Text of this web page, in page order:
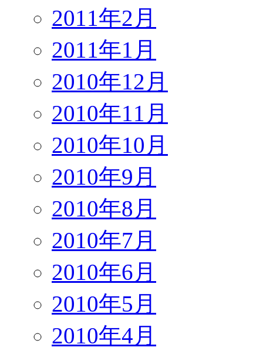
2011年2月
2011年1月
2010年12月
2010年11月
2010年10月
2010年9月
2010年8月
2010年7月
2010年6月
2010年5月
2010年4月